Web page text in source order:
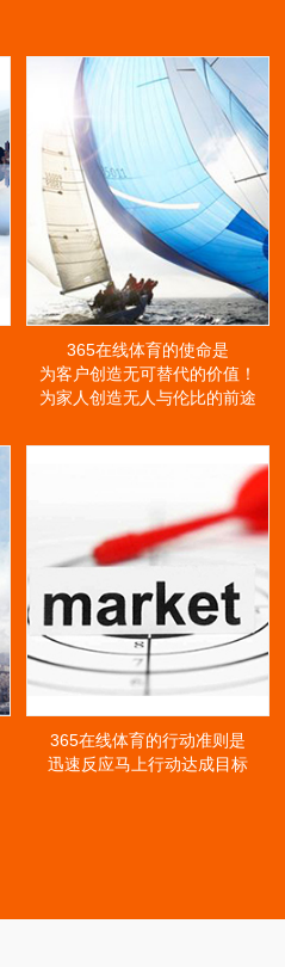
365在线体育的使命是
为客户创造无可替代的价值！
为家人创造无人与伦比的前途
365在线体育的行动准则是
迅速反应马上行动达成目标